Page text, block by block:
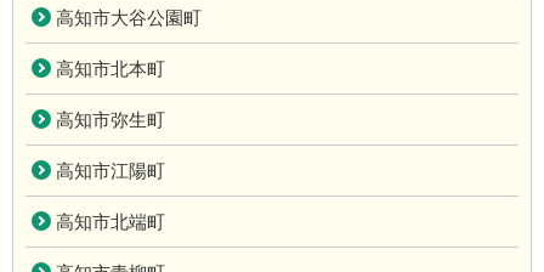
高知市大谷公園町
高知市北本町
高知市弥生町
高知市江陽町
高知市北端町